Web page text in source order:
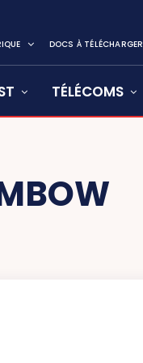
DOCS À TÉLÉCHARGER
TÉLÉCOMS